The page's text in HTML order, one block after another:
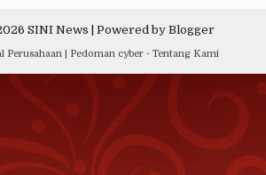
SINI News | Powered by Blogger
Perusahaan| Pedoman cyber- Tentang Kami